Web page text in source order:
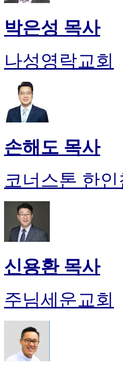
박은성 목사
나성영락교회
손해도 목사
코너스톤 한
신용환 목사
주님세운교회